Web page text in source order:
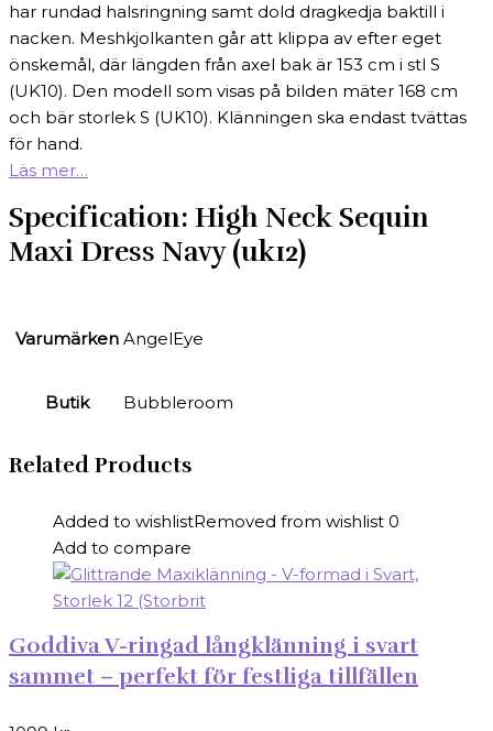
har rundad halsringning samt dold dragkedja baktill i
nacken. Meshkjolkanten går att klippa av efter eget
önskemål, där längden från axel bak är 153 cm i stl S
(UK10). Den modell som visas på bilden mäter 168 cm
och bär storlek S (UK10). Klänningen ska endast tvättas
för hand.
Läs mer…
Specification: High Neck Sequin
Maxi Dress Navy (uk12)
Varumärken AngelEye
Butik Bubbleroom
Related Products
Added to wishlistRemoved from wishlist 0
Add to compare
Goddiva V-ringad långklänning i svart
sammet – perfekt för festliga tillfällen